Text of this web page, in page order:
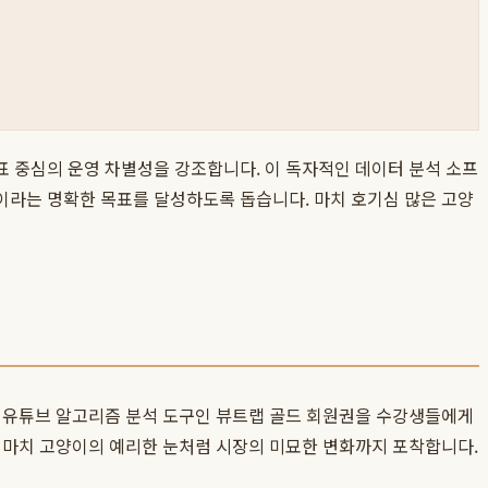
심의 운영 차별성을 강조합니다. 이 독자적인 데이터 분석 소프
는 명확한 목표를 달성하도록 돕습니다. 마치 호기심 많은 고양
튜브 알고리즘 분석 도구인 뷰트랩 골드 회원권을 수강생들에게
치 고양이의 예리한 눈처럼 시장의 미묘한 변화까지 포착합니다.